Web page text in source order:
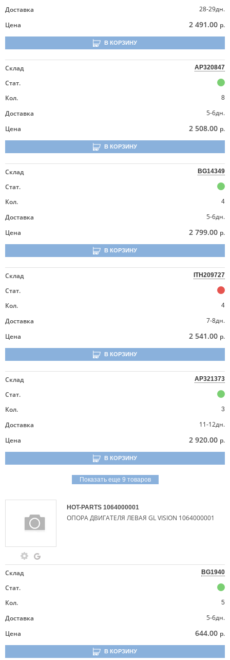
Доставка
28-29дн.
Цена
2 491.00 р.
В КОРЗИНУ
Склад AP320847
Стат.
Кол.
8
Доставка
5-6дн.
Цена
2 508.00 р.
В КОРЗИНУ
Склад BG14349
Стат.
Кол.
4
Доставка
5-6дн.
Цена
2 799.00 р.
В КОРЗИНУ
Склад ITH209727
Стат.
Кол.
4
Доставка
7-8дн.
Цена
2 541.00 р.
В КОРЗИНУ
Склад AP321373
Стат.
Кол.
3
Доставка
11-12дн.
Цена
2 920.00 р.
В КОРЗИНУ
Показать еще 9 товаров
HOT-PARTS 1064000001
ОПОРА ДВИГАТЕЛЯ ЛЕВАЯ GL VISION 1064000001
Склад BG1940
Стат.
Кол.
5
Доставка
5-6дн.
Цена
644.00 р.
В КОРЗИНУ